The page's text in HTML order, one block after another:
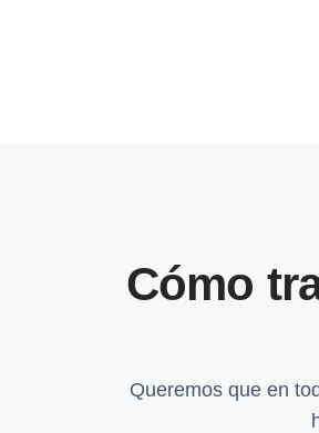
Cómo
Queremos que en